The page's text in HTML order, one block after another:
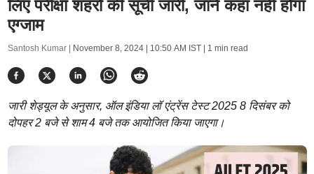
लिए परीक्षा शहरों की सूची जारी, जानें कहां नहीं होगा
एग्जाम
Santosh Kumar | November 8, 2024 | 10:50 AM IST| 1 min read
जारी शेड्यूल के अनुसार, ऑल इंडिया लॉ एंट्रेंस टेस्ट 2025 8 दिसंबर को
दोपहर 2 बजे से शाम 4 बजे तक आयोजित किया जाएगा।